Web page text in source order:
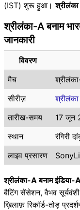
(IST) शुरू हुआ।
श्रीलंका-A बनाम
जानकारी
विवरण
मैच
सीरीज़
तारीख-समय
17 जून
स्थान
रंगिरी
लाइव प्रसारण
श्रीलंका-A बनाम इंडिया-
बैटिंग सेंसेशन, वैभव
ख़िलाफ़ रिकॉर्ड-तोड़